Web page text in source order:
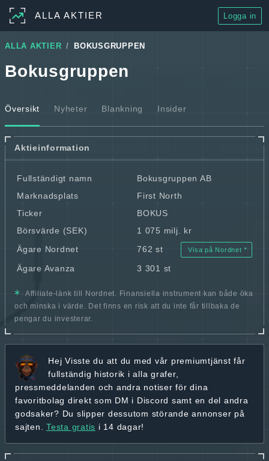
ALLA AKTIER Logga in
ALLA AKTIER BOKUSGRUPPEN
Bokusgruppen
Översikt Nyheter Blankning Insider
Aktieinformation
Fullständigt namn
Bokusgruppen AB
Marknadsplats
First North
Ticker
BOKUS
Börsvärde (SEK)
1 075 milj. kr
Ägare Nordnet
762 st Visa på Nordnet
Ägare Avanza 3 301 st
Affiliate-länk till Nordnet. Finansiella instrument kan både öka
och minska i värde. Det finns en risk att du inte får tillbaka de
pengar du investerar.
Hej Visste du att du med vår premiumtjänst får
fullständig historik i alla grafer,
pressmeddelanden och andra notiser för dina
favoritbolag direkt som DM i Discord samt en del andra
godsaker? Du slipper dessutom störande annonser på
sajten. Testa gratis i 14 dagar!